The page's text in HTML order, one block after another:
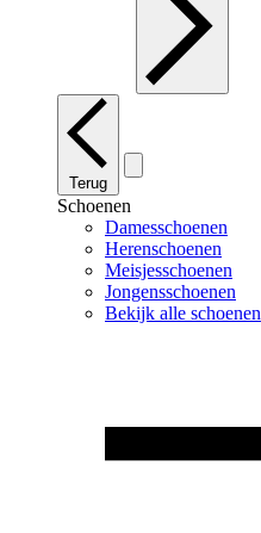
Terug
Schoenen
Damesschoenen
Herenschoenen
Meisjesschoenen
Jongensschoenen
Bekijk alle schoenen